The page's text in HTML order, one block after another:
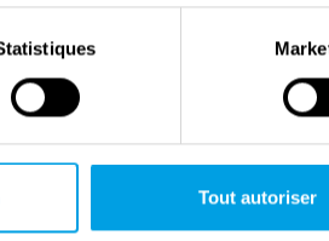
Tout autoriser